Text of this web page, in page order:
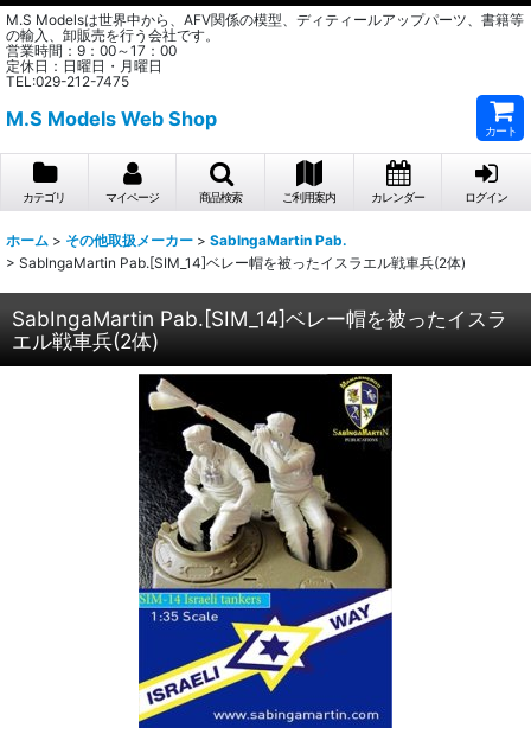
M.S Modelsは世界中から、AFV関係の模型、ディティールアップパーツ、書籍等
の輸入、卸販売を行う会社です。
営業時間：9：00～17：00
定休日：日曜日・月曜日
TEL:029-212-7475
M.S Models Web Shop
カート
カテゴリ マイページ 商品検索 ご利用案内 カレンダー ログイン
ホーム > その他取扱メーカー > SabIngaMartin Pab.
> SabIngaMartin Pab.[SIM_14]ベレー帽を被ったイスラエル戦車兵(2体)
SabIngaMartin Pab.[SIM_14]ベレー帽を被ったイスラ
エル戦車兵(2体)